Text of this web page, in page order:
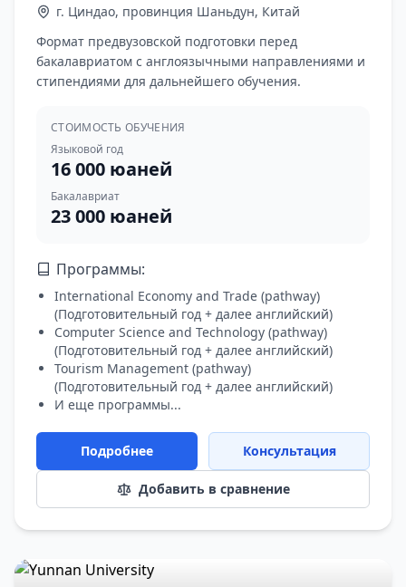
г. Циндао, провинция Шаньдун, Китай
Формат предвузовской подготовки перед
бакалавриатом с англоязычными направлениями и
стипендиями для дальнейшего обучения.
СТОИМОСТЬ ОБУЧЕНИЯ
Языковой год
16 000 юаней
Бакалавриат
23 000 юаней
Программы:
International Economy and Trade (pathway)
(Подготовительный год + далее английский)
Computer Science and Technology (pathway)
(Подготовительный год + далее английский)
Tourism Management (pathway)
(Подготовительный год + далее английский)
И еще программы...
Подробнее Консультация
Добавить в сравнение